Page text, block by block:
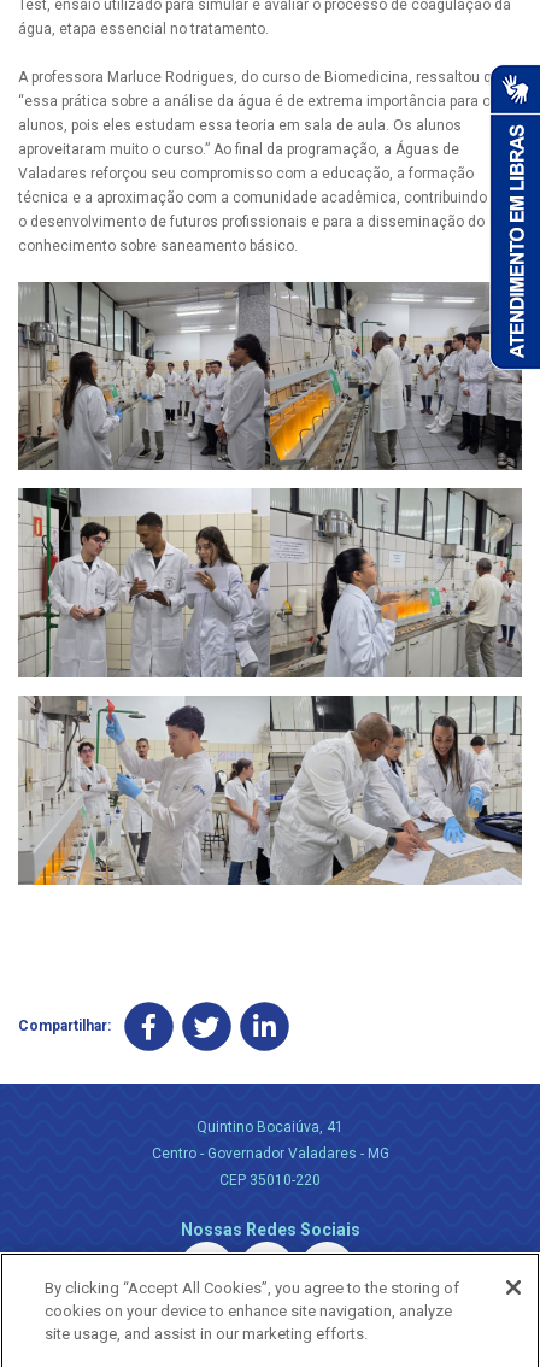
Test, ensaio utilizado para simular e avaliar o processo de coagulação da
água, etapa essencial no tratamento.
A professora Marluce Rodrigues, do curso de Biomedicina, ressaltou que
“essa prática sobre a análise da água é de extrema importância para os
alunos, pois eles estudam essa teoria em sala de aula. Os alunos
aproveitaram muito o curso.” Ao final da programação, a Águas de
Valadares reforçou seu compromisso com a educação, a formação
técnica e a aproximação com a comunidade acadêmica, contribuindo para
o desenvolvimento de futuros profissionais e para a disseminação do
conhecimento sobre saneamento básico.
Compartilhar:
Quintino Bocaiúva, 41
Centro - Governador Valadares - MG
CEP 35010-220
Nossas Redes Sociais
By clicking “Accept All Cookies”, you agree to the storing of
cookies on your device to enhance site navigation, analyze
site usage, and assist in our marketing efforts.